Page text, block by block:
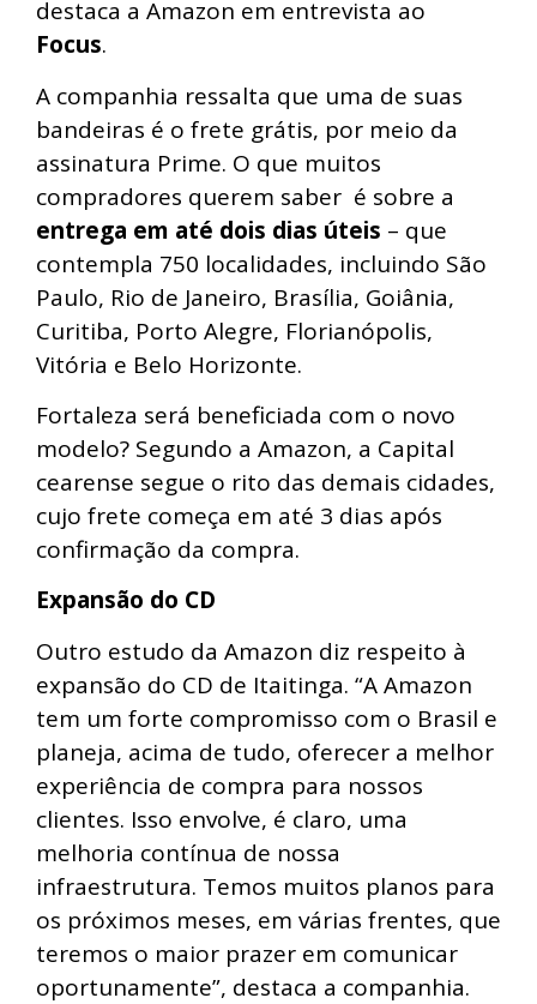
destaca a Amazon em entrevista ao
Focus.
A companhia ressalta que uma de suas
bandeiras é o frete grátis, por meio da
assinatura Prime. O que muitos
compradores querem saber é sobre a
entrega em até dois dias úteis – que
contempla 750 localidades, incluindo São
Paulo, Rio de Janeiro, Brasília, Goiânia,
Curitiba, Porto Alegre, Florianópolis,
Vitória e Belo Horizonte.
Fortaleza será beneficiada com o novo
modelo? Segundo a Amazon, a Capital
cearense segue o rito das demais cidades,
cujo frete começa em até 3 dias após
confirmação da compra.
Expansão do CD
Outro estudo da Amazon diz respeito à
expansão do CD de Itaitinga. “A Amazon
tem um forte compromisso com o Brasil e
planeja, acima de tudo, oferecer a melhor
experiência de compra para nossos
clientes. Isso envolve, é claro, uma
melhoria contínua de nossa
infraestrutura. Temos muitos planos para
os próximos meses, em várias frentes, que
teremos o maior prazer em comunicar
oportunamente”, destaca a companhia.